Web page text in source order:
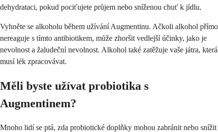
dehydrataci, pokud pociťujete průjem nebo sníženou chuť k jídlu.
Vyhněte se alkoholu během užívání Augmentinu. Ačkoli alkohol přímo
nereaguje s tímto antibiotikem, může zhoršit vedlejší účinky, jako je
nevolnost a žaludeční nevolnost. Alkohol také zatěžuje vaše játra, která
musí lék zpracovávat.
Měli byste užívat probiotika s
Augmentinem?
Mnoho lidí se ptá, zda probiotické doplňky mohou zabránit nebo snížit